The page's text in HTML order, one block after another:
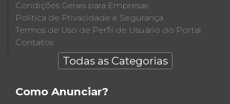
Condições Gerais para Empresas
Política de Privacidade e Segurança
Termos de Uso de Perfil de Usuário do Portal
Contatos
Todas as Categorias
Como Anunciar?